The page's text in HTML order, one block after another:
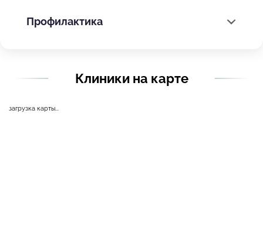
Профилактика
Клиники на карте
загрузка карты...